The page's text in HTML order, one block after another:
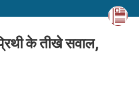
के तीखे सवाल,